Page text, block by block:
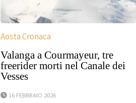
Aosta Cronaca
Valanga a Courmayeur, tre
freerider morti nel Canale dei
Vesses
16 FEBBRAIO 2026